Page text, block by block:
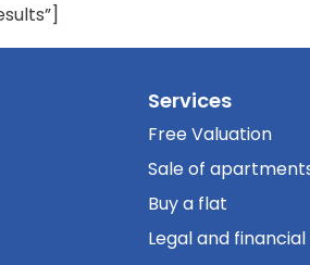
Services
Free Valuation
Sale of
Buy a flat
Legal and